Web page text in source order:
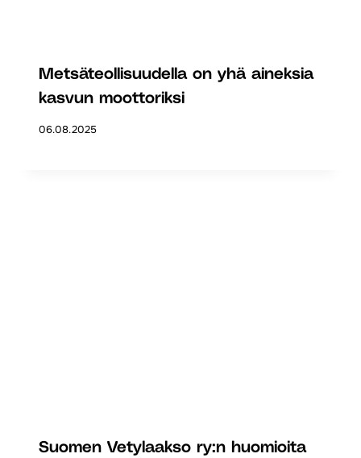
Metsäteollisuudella on yhä aineksia
kasvun moottoriksi
06.08.2025
Suomen Vetylaakso ry:n huomioita